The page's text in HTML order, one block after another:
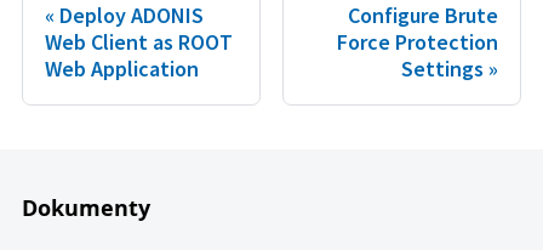
Deploy ADONIS
Web Client as ROOT
Web Application
Configure Brute
Force Protection
Settings
Dokumenty